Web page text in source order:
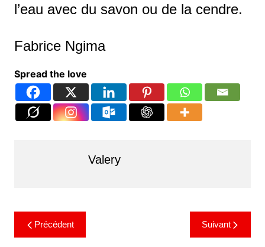
l’eau avec du savon ou de la cendre.
Fabrice Ngima
Spread the love
Valery
Précédent Suivant